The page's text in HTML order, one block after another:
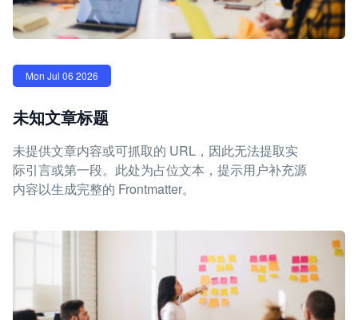
Mon Jul 06 2026
未知文章标题
未提供文章内容或可抓取的 URL，因此无法提取实
际引言或第一段。此处为占位文本，提示用户补充源
内容以生成完整的 Frontmatter。